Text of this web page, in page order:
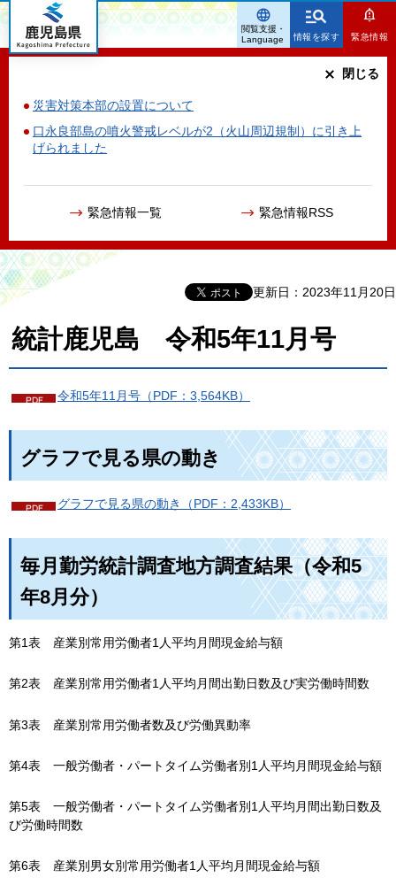
鹿児島県
情報を探す 緊急情報
災害対策本部の設置について
口永良部島の噴火警戒レベルが2（火山周辺規制）に引き上
げられました
緊急情報一覧 緊急情報RSS
閉じる
閲覧支援・
Language
更新日：2023年11月20日
統計鹿児島 令和5年11月号
令和5年11月号（PDF：3,564KB）
グラフで見る県の動き
グラフで見る県の動き（PDF：2,433KB）
毎月勤労統計調査地方調査結果（令和5
年8月分）
第1表 産業別常用労働者1人平均月間現金給与額
第2表 産業別常用労働者1人平均月間出勤日数及び実労働時間数
第3表 産業別常用労働者数及び労働異動率
第4表 一般労働者・パートタイム労働者別1人平均月間現金給与額
第5表 一般労働者・パートタイム労働者別1人平均月間出勤日数及
び労働時間数
第6表 産業別男女別常用労働者1人平均月間現金給与額